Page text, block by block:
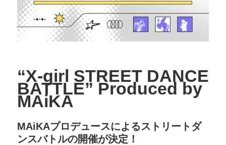
“X-girl STREET DANCE
BATTLE” Produced by
MAiKA
MAiKAプロデュースによるストリートダ
ンスバトルの開催が決定！